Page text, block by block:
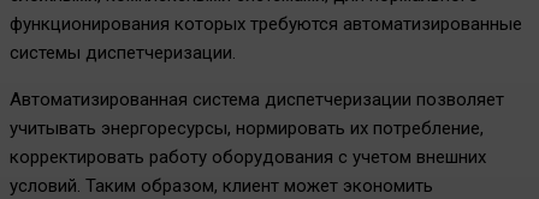
функционирования которых требуются автоматизированные
системы диспетчеризации.
Автоматизированная система диспетчеризации позволяет
учитывать энергоресурсы, нормировать их потребление,
корректировать работу оборудования с учетом внешних
условий. Таким образом, клиент может экономить